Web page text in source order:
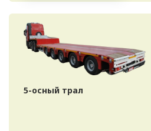
5-осный трал